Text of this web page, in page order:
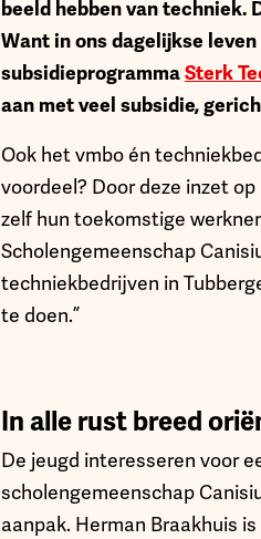
beeld hebben van techniek.
Want in ons dagelijkse
subsidieprogrammaSterk
aan met veel subsidie,
Ook het vmbo én
voordeel? Door deze inzet
zelf hun toekomstige
Scholengemeenschap
techniekbedrijven in
te doen.”
In alle rust breed
De jeugd interesseren voor
scholengemeenschap
aanpak. Herman Braakhuis